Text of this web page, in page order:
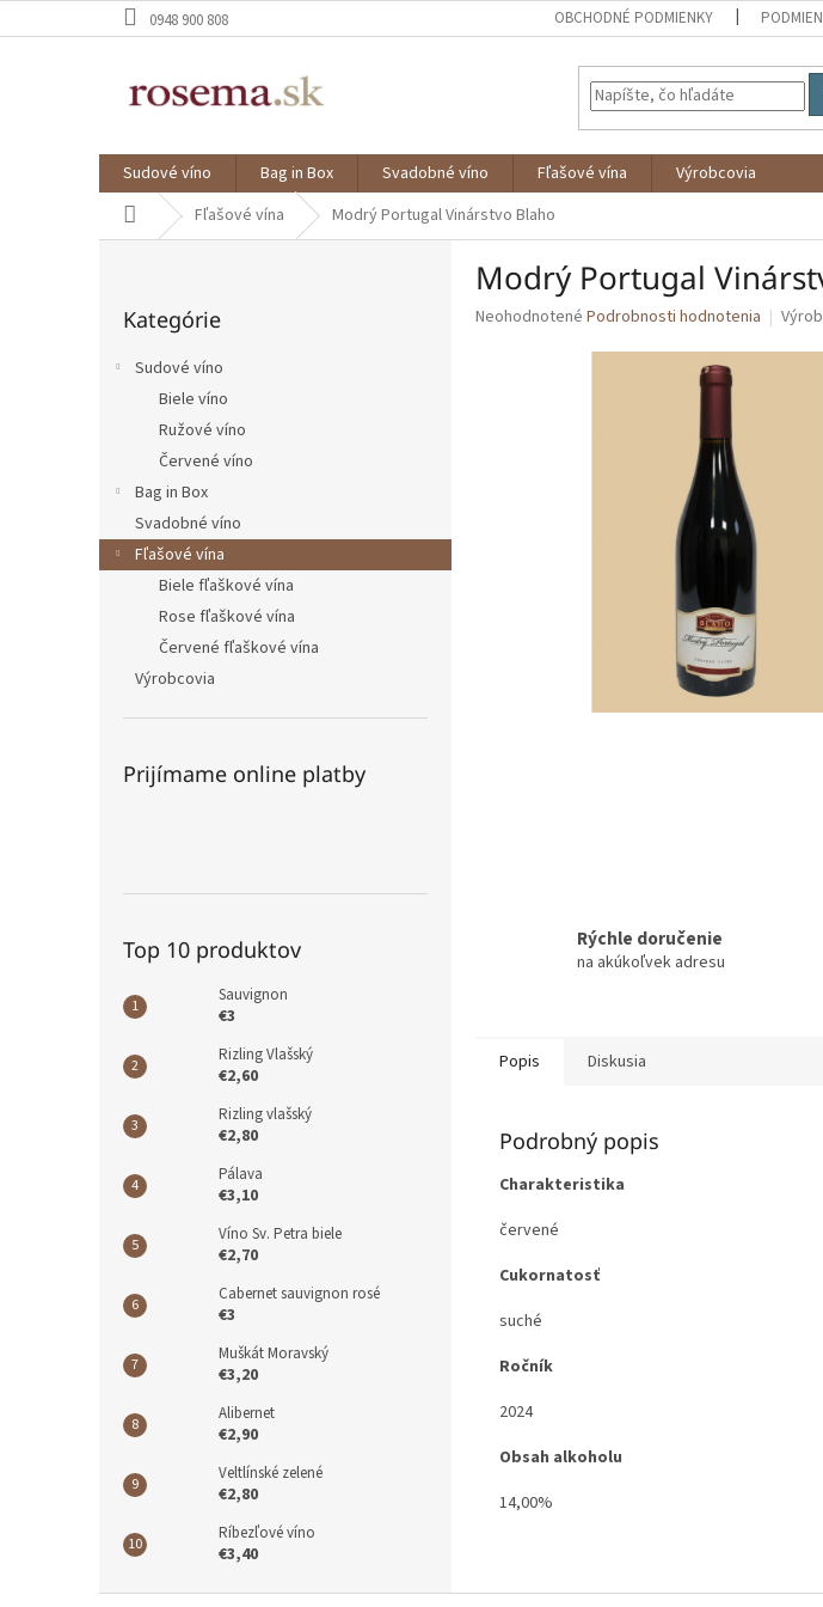
na
0948 900 808 OBCHODNÉ PODMIENKY
Sudové víno Bag in Box Svadobné víno Fľašové vína
Výrobcovia
DomovFľašové vína Modrý Portugal Vinárstvo Blaho
kategórie
Kategórie
Sudové víno
Biele víno
Ružové víno
Červené víno
Bag in Box
Svadobné víno
Fľašové vína
Biele fľaškové vína
Rose fľaškové vína
Červené fľaškové vína
Výrobcovia
Prijímame online platby
Top 10 produktov
Sauvignon
€3
Rizling Vlašský
€2,60
Rizling vlašský
€2,80
Pálava
€3,10
Víno Sv. Petra biele
€2,70
Cabernet sauvignon rosé
€3
Muškát Moravský
€3,20
Alibernet
€2,90
Veltlínské zelené
€2,80
Ríbezľové víno
€3,40
Modrý Portugal
Priemerné
Neohodnotené Podrobnosti hodnotenia
Rýchle doručenie
na akúkoľvek adresu
Popis Diskusia
Podrobný popis
Charakteristika
červené
Cukornatosť
suché
Ročník
2024
Obsah alkoholu
14,00%